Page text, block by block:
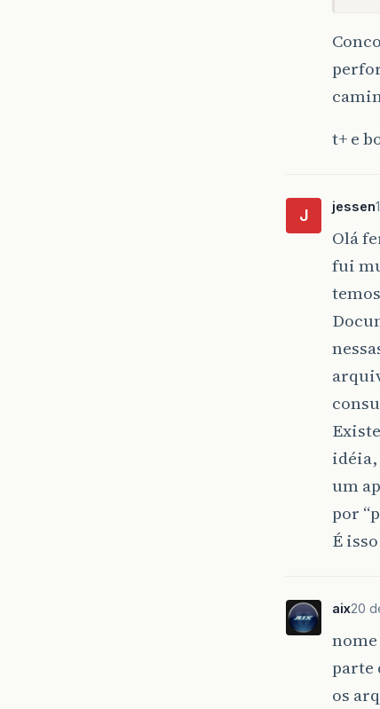
t+ e
J jessen
Olá
fui
idéia,
um
por
É
aix20
nome
parte
os